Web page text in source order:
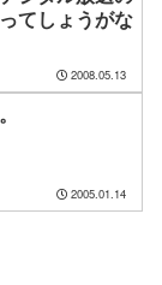
てしょうがな
2008.05.13
2005.01.14